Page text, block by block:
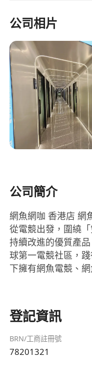
公司相片
公司簡介
網魚網咖 香港店 網
從電競出發，圍繞
持續改進的優質產
球第一電競社區，
下擁有網魚電競、
登記資訊
BRN/工商註冊號
78201321